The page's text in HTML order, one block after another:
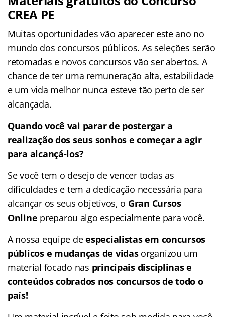
CREA PE
Muitas oportunidades vão aparecer este ano no
mundo dos concursos públicos. As seleções serão
retomadas e novos concursos vão ser abertos. A
chance de ter uma remuneração alta, estabilidade
e um vida melhor nunca esteve tão perto de ser
alcançada.
Quando você vai parar de postergar a
realização dos seus sonhos e começar a agir
para alcançá-los?
Se você tem o desejo de vencer todas as
dificuldades e tem a dedicação necessária para
alcançar os seus objetivos, o Gran Cursos
Online preparou algo especialmente para você.
A nossa equipe deespecialistas em concursos
públicos e mudanças de vidasorganizou um
material focado nas principais disciplinas e
conteúdos cobrados nos concursos de todo o
país!